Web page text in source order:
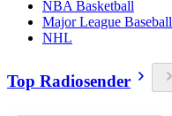
NBA Basketball
Major League Baseball
NHL
Top Radiosender